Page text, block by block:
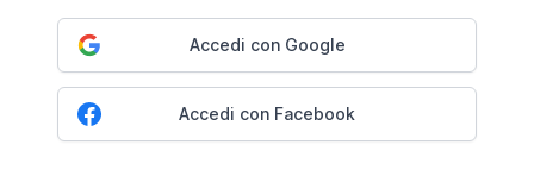
Accedi con Google
Accedi con Facebook